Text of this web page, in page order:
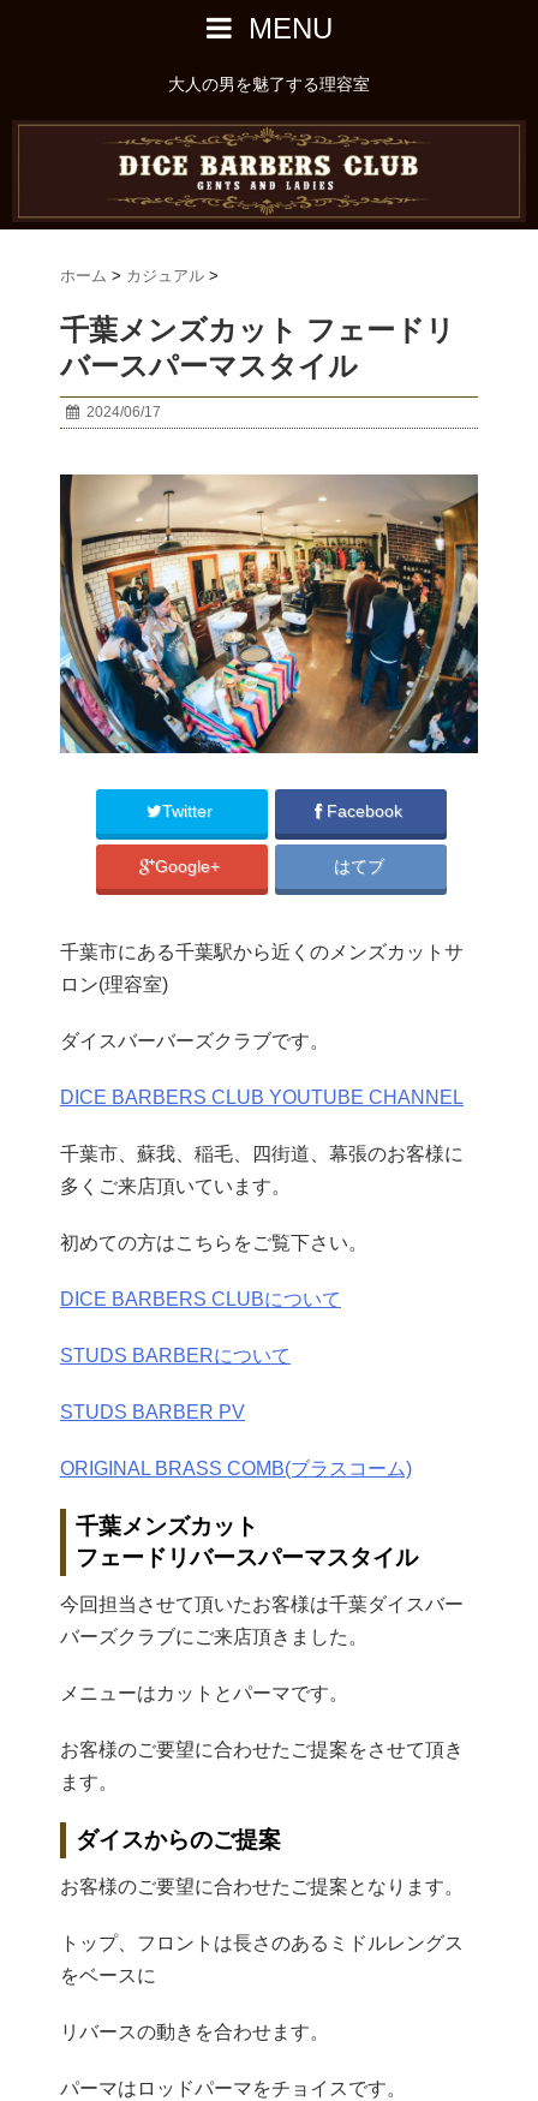
MENU
大人の男を魅了する理容室
ホーム > カジュアル >
千葉メンズカット フェードリ
バースパーマスタイル
2024/06/17
Twitter Facebook
Google+ はてブ
千葉市にある千葉駅から近くのメンズカットサ
ロン(理容室)
ダイスバーバーズクラブです。
DICE BARBERS CLUB YOUTUBE CHANNEL
千葉市、蘇我、稲毛、四街道、幕張のお客様に
多くご来店頂いています。
初めての方はこちらをご覧下さい。
DICE BARBERS CLUBについて
STUDS BARBERについて
STUDS BARBER PV
ORIGINAL BRASS COMB(ブラスコーム)
千葉メンズカット
フェードリバースパーマスタイル
今回担当させて頂いたお客様は千葉ダイスバー
バーズクラブにご来店頂きました。
メニューはカットとパーマです。
お客様のご要望に合わせたご提案をさせて頂き
ます。
ダイスからのご提案
お客様のご要望に合わせたご提案となります。
トップ、フロントは長さのあるミドルレングス
をベースに
リバースの動きを合わせます。
パーマはロッドパーマをチョイスです。